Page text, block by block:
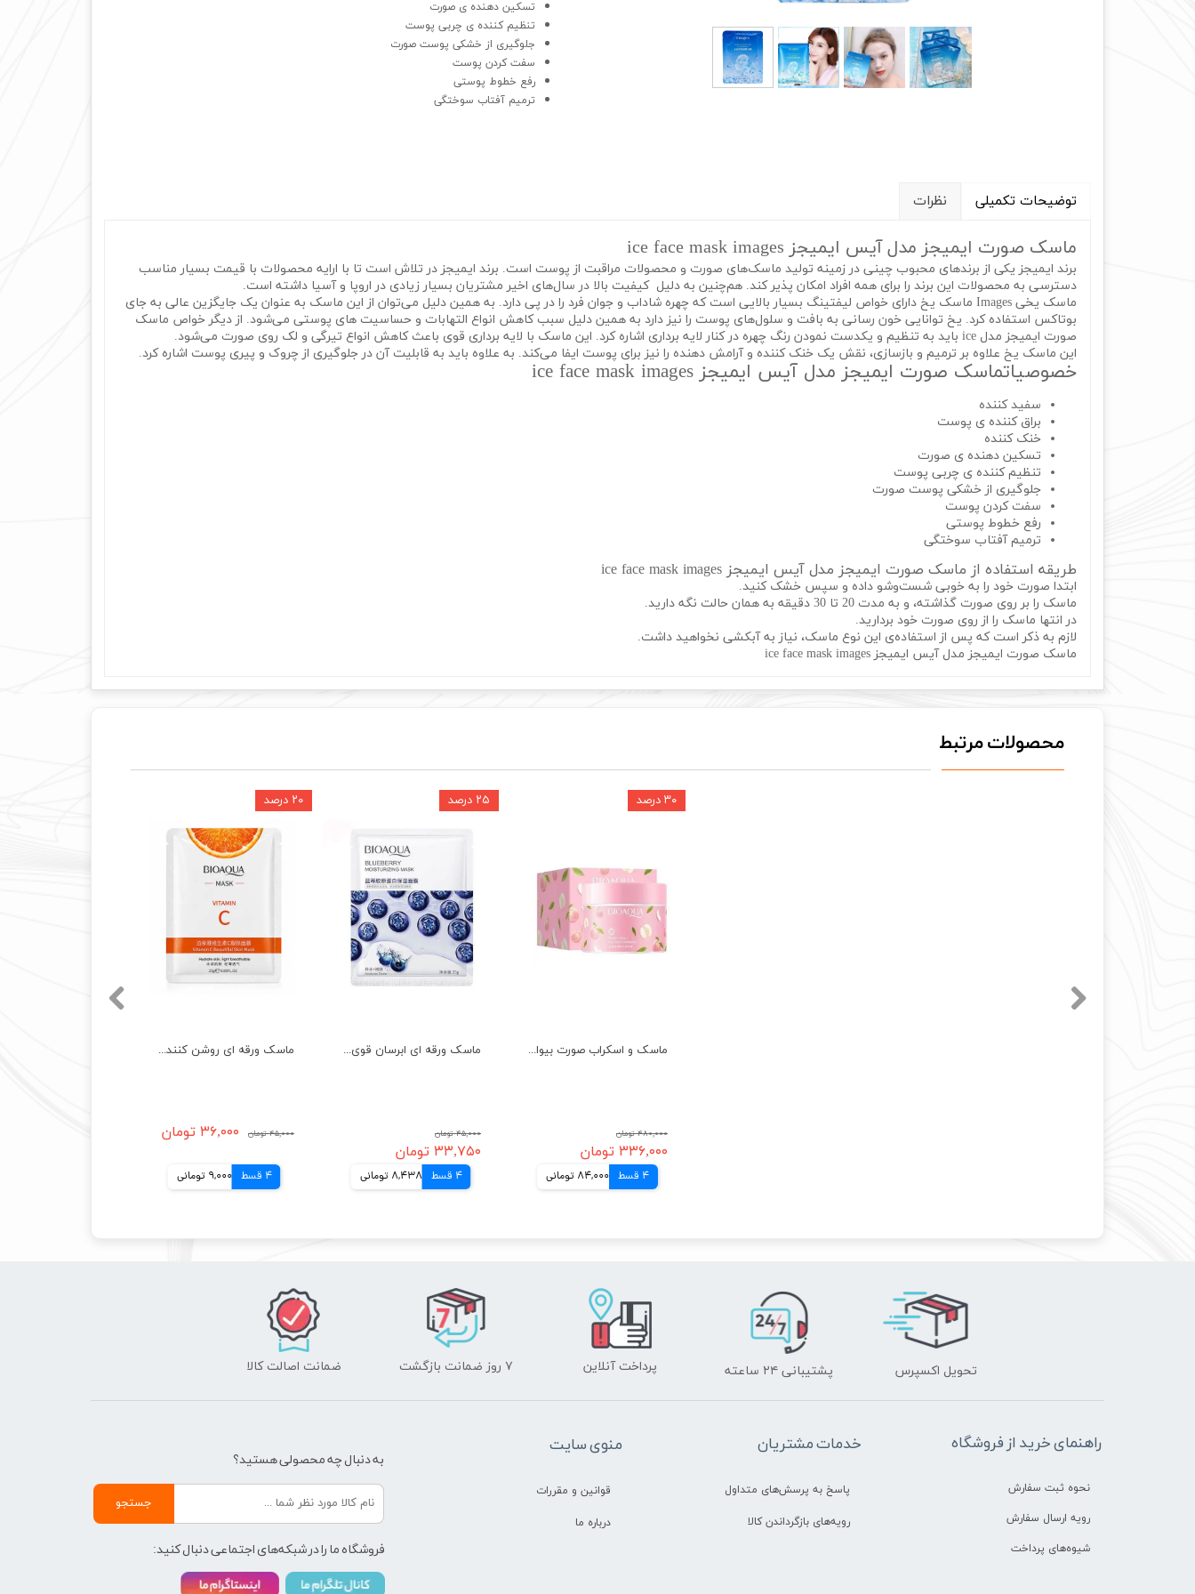
تسکین دهنده ی صورت
تنظیم کننده ی چربی پوست
جلوگیری از خشکی پوست صورت
سفت کردن پوست
رفع خطوط پوستی
ترمیم آفتاب سوختگی
توضیحات تکمیلی نظرات
ماسک صورت ایمیجز مدل آیس ایمیجز ice face mask images
برند ایمیجز یکی از برندهای محبوب چینی در زمینه تولید ماسک‌های صورت و محصولات مراقبت از پوست است. برند ایمیجز در تلاش است تا با ارایه محصولات با قیمت بسیار مناسب
دسترسی به محصولات این برند را برای همه افراد امکان پذیر کند. هم‌چنین به دلیل کیفیت بالا در سال‌های اخیر مشتریان بسیار زیادی در اروپا و آسیا داشته است.
ماسک یخی Images ماسک یخ دارای خواص لیفتینگ بسیار بالایی است که چهره شاداب و جوان فرد را در پی دارد. به همین دلیل می‌توان از این‌ ماسک به عنوان یک جایگزین‌ عالی به جای
بوتاکس استفاده کرد. یخ توانایی خون رسانی به بافت و سلول‌های پوست را نیز دارد به همین دلیل سبب کاهش انواع التهابات و حساسیت های پوستی می‌شود. از دیگر خواص ماسک
صورت ایمیجز مدل ice باید به تنظیم و یکدست نمودن رنگ چهره در کنار لایه برداری اشاره کرد. این ماسک با لایه برداری قوی باعث کاهش انواع تیرگی و لک روی صورت می‌شود.
این ماسک یخ علاوه بر ترمیم و بازسازی، نقش یک خنک کننده و آرامش دهنده را نیز برای پوست ایفا می‌کند. به علاوه باید به قابلیت آن در جلوگیری از چروک و پیری پوست اشاره کرد.
خصوصیاتماسک صورت ایمیجز مدل آیس ایمیجز ice face mask images
سفید کننده
براق کننده ی پوست
خنک کننده
تسکین دهنده ی صورت
تنظیم کننده ی چربی پوست
جلوگیری از خشکی پوست صورت
سفت کردن پوست
رفع خطوط پوستی
ترمیم آفتاب سوختگی
طریقه استفاده از ماسک صورت ایمیجز مدل آیس ایمیجز ice face mask images
ابتدا صورت خود را به خوبی شست‌و‌شو داده و سپس خشک کنید.
ماسک را بر روی صورت گذاشته، و به مدت 20 تا 30 دقیقه به همان حالت نگه دارید.
در انتها ماسک را از روی صورت خود بردارید.
لازم به ذکر است که پس از استفاده‌ی این نوع ماسک، نیاز به آبکشی نخواهید داشت.
ماسک صورت ایمیجز مدل آیس ایمیجز ice face mask images
محصولات مرتبط
ماسک ورقه ای روشن کننده بیواکوا اصل ویتامین سی پرتقال BIOAQUA Mask
۴۵,۰۰۰ تومان ۳۶,۰۰۰ تومان
4 قسط 9,000 تومانی
۲۰ درصد
ماسک ورقه ای ابرسان قوی بلوبری بیواکوا BIOAQUA Mask
۴۵,۰۰۰ تومان
۳۳,۷۵۰ تومان
4 قسط 8,438 تومانی
۲۵ درصد
ماسک و اسکراب صورت بیواکوا اصل مدل هلو Bioaqua Peach Extract
۴۸۰,۰۰۰ تومان
۳۳۶,۰۰۰ تومان
4 قسط 84,000 تومانی
۳۰ درصد
تحویل اکسپرس پشتیبانی ۲۴ ساعته پرداخت آنلاین ۷ روز ضمانت بازگشت ضمانت اصالت کالا
راهنمای خرید از فروشگاه
نحوه ثبت سفارش
رویه ارسال سفارش
شیوه‌های پرداخت
خدمات مشتریان
پاسخ به پرسش‌های متداول
رویه‌های بازگرداندن کالا
منوی سایت
قوانین و مقررات
درباره ما
به دنبال چه محصولی هستید؟
جستجو
فروشگاه ما را در شبکه‌های اجتماعی دنبال کنید: